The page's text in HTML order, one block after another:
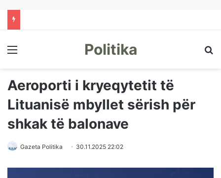
Menu Politika
Aeroporti i kryeqytetit të
Lituanisë mbyllet sërish për
shkak të balonave
Gazeta Politika 30.11.2025 22:02